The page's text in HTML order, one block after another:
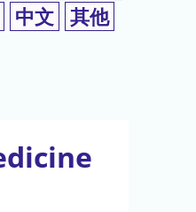
中文 其他